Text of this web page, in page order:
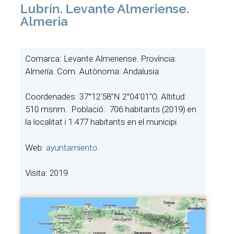
Lubrín. Levante Almeriense.
Almeria
Comarca: Levante Almeriense. Província:
Almería. Com. Autònoma: Andalusia
Coordenades: 37°12′58″N 2°04′01″O. Altitud:
510 msnm. Població: 706 habitants (2019) en
la localitat i 1.477 habitants en el municipi.
Web: ayuntamiento
Visita: 2019